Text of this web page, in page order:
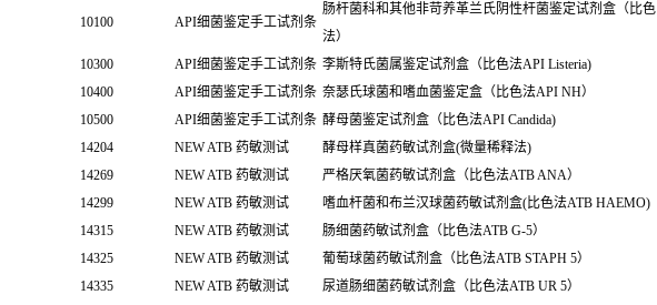
10100 API细菌鉴定手工试剂条
肠杆菌科和其他非苛养革兰氏阴性杆菌鉴定试剂盒（比色
法）
10300 API细菌鉴定手工试剂条 李斯特氏菌属鉴定试剂盒（比色法API Listeria)
10400
API细菌鉴定手工试剂条 奈瑟氏球菌和嗜血菌鉴定盒（比色法API NH）
10500
API细菌鉴定手工试剂条 酵母菌鉴定试剂盒（比色法API Candida)
14204
NEW ATB 药敏测试 酵母样真菌药敏试剂盒(微量稀释法)
14269
NEW ATB 药敏测试 严格厌氧菌药敏试剂盒（比色法ATB ANA）
14299
NEW ATB 药敏测试
嗜血杆菌和布兰汉球菌药敏试剂盒(比色法ATB HAEMO)
14315
NEW ATB 药敏测试 肠细菌药敏试剂盒（比色法ATB G-5）
14325
NEW ATB 药敏测试 葡萄球菌药敏试剂盒（比色法ATB STAPH 5）
14335
NEW ATB 药敏测试 尿道肠细菌药敏试剂盒（比色法ATB UR 5）